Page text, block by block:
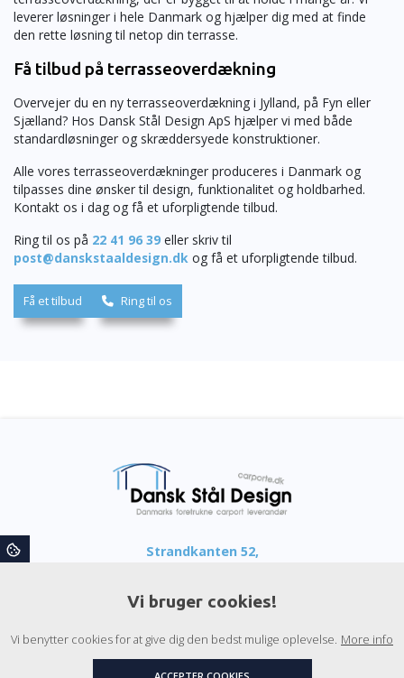
leverer løsninger i hele Danmark og hjælper dig med at finde
den rette løsning til netop din terrasse.
Få tilbud på terrasseoverdækning
Overvejer du en ny terrasseoverdækning i Jylland, på Fyn eller
Sjælland? Hos Dansk Stål Design ApS hjælper vi med både
standardløsninger og skræddersyede konstruktioner.
Alle vores terrasseoverdækninger produceres i Danmark og
tilpasses dine ønsker til design, funktionalitet og holdbarhed.
Kontakt os i dag og få et uforpligtende tilbud.
Ring til os på 22 41 96 39 eller skriv til
post@danskstaaldesign.dk og få et uforpligtende tilbud.
Få et tilbud Ring til os
Strandkanten 52,
CVR: 33384580
Telefon:
22 41 96 39
Vi bruger cookies!
Vi benytter cookies for at give dig den bedst mulige oplevelse. More info